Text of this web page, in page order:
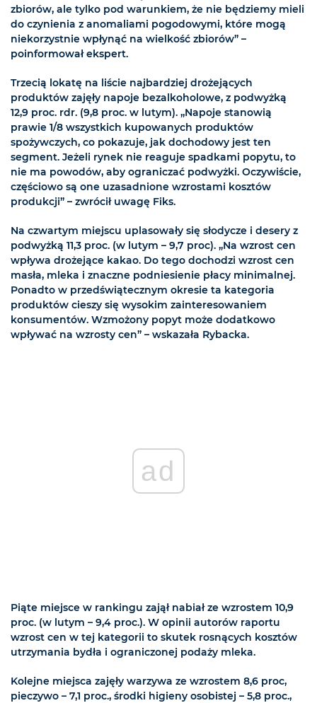
zbiorów, ale tylko pod warunkiem, że nie będziemy mieli
do czynienia z anomaliami pogodowymi, które mogą
niekorzystnie wpłynąć na wielkość zbiorów” –
poinformował ekspert.
Trzecią lokatę na liście najbardziej drożejących
produktów zajęły napoje bezalkoholowe, z podwyżką
12,9 proc. rdr. (9,8 proc. w lutym). „Napoje stanowią
prawie 1/8 wszystkich kupowanych produktów
spożywczych, co pokazuje, jak dochodowy jest ten
segment. Jeżeli rynek nie reaguje spadkami popytu, to
nie ma powodów, aby ograniczać podwyżki. Oczywiście,
częściowo są one uzasadnione wzrostami kosztów
produkcji” – zwrócił uwagę Fiks.
Na czwartym miejscu uplasowały się słodycze i desery z
podwyżką 11,3 proc. (w lutym – 9,7 proc). „Na wzrost cen
wpływa drożejące kakao. Do tego dochodzi wzrost cen
masła, mleka i znaczne podniesienie płacy minimalnej.
Ponadto w przedświątecznym okresie ta kategoria
produktów cieszy się wysokim zainteresowaniem
konsumentów. Wzmożony popyt może dodatkowo
wpływać na wzrosty cen” – wskazała Rybacka.
ad
Piąte miejsce w rankingu zajął nabiał ze wzrostem 10,9
proc. (w lutym – 9,4 proc.). W opinii autorów raportu
wzrost cen w tej kategorii to skutek rosnących kosztów
utrzymania bydła i ograniczonej podaży mleka.
Kolejne miejsca zajęły warzywa ze wzrostem 8,6 proc,
pieczywo – 7,1 proc., środki higieny osobistej – 5,8 proc.,